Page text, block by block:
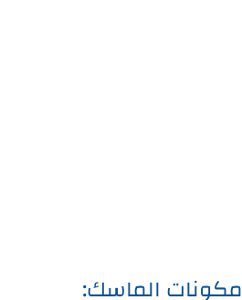
مكونات الماسك: